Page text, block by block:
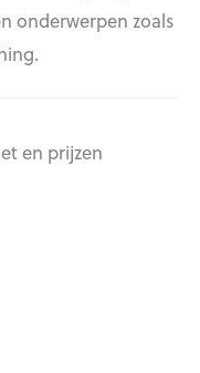
onderwerpen zoals
en prijzen